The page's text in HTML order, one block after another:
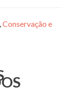
,Conservação e